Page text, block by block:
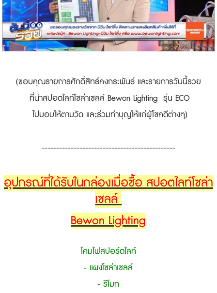
(ขอบคุณรายการศักดิ์สิทธ์คงกระพันธ์ และรายการวันนี้รวย
ที่นำสปอตไลท์โซล่าเซลล์ Bewon Lighting รุ่น ECO
ไปมอบให้ตามวัด และร่วมทำบุญให้แก่ผู้โชคดีต่างๆ)
----------------------------------------------
อุปกรณ์ที่ได้รับในกล่องเมื่อซื้อ สปอตไลท์โซล่า
เซลล์
Bewon Lighting
โคมไฟสปอร์ตไลท์
- แผงโซล่าเซลล์
- รีโมท